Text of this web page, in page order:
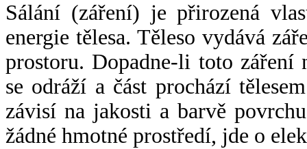
Sálání (záření) je přirozená
energie tělesa. Těleso vydává
prostoru. Dopadne-li toto záření
se odráží a část prochází
závisí na jakosti a barvě
žádné hmotné prostředí, jde o